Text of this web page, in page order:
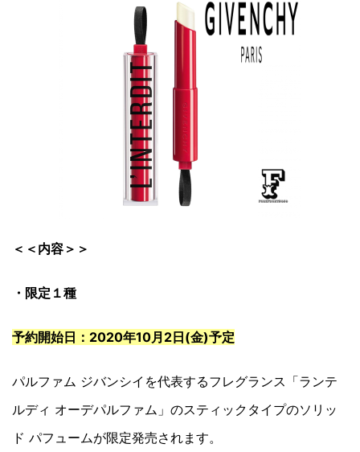
＜＜内容＞＞
・限定１種
予約開始日：2020年10月2日(金)予定
パルファム ジバンシイを代表するフレグランス「ランテ
ルディ オーデパルファム」のスティックタイプのソリッ
ド パフュームが限定発売されます。